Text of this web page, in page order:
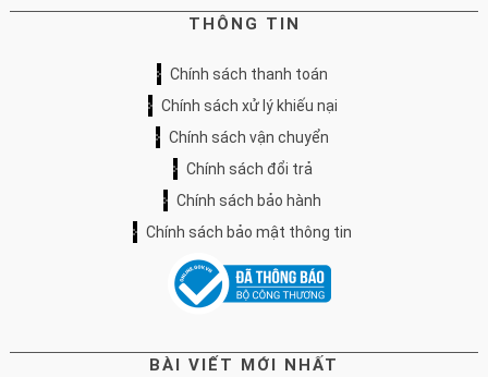
THÔNG TIN
Chính sách thanh toán
Chính sách xử lý khiếu nại
Chính sách vận chuyển
Chính sách đổi trả
Chính sách bảo hành
Chính sách bảo mật thông tin
BÀI VIẾT MỚI NHẤT